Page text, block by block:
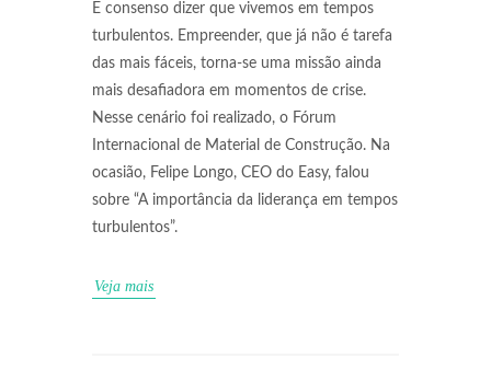
É consenso dizer que vivemos em tempos
turbulentos. Empreender, que já não é tarefa
das mais fáceis, torna-se uma missão ainda
mais desafiadora em momentos de crise.
Nesse cenário foi realizado, o Fórum
Internacional de Material de Construção. Na
ocasião, Felipe Longo, CEO do Easy, falou
sobre “A importância da liderança em tempos
turbulentos”.
Veja mais